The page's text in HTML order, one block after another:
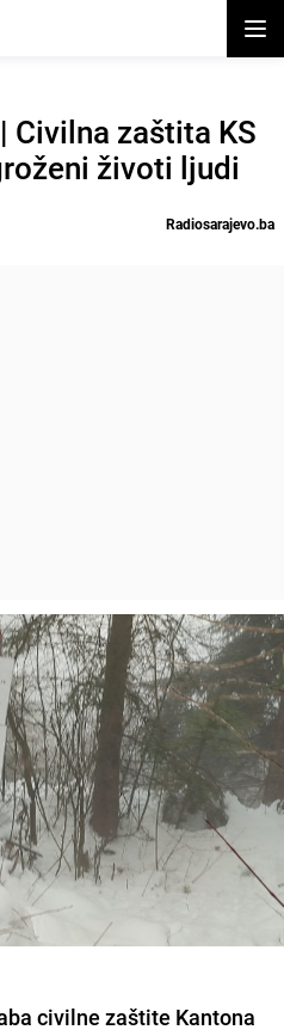
Civilna zaštita KS
životi ljudi
Radiosarajevo.ba
civilne zaštite Kantona